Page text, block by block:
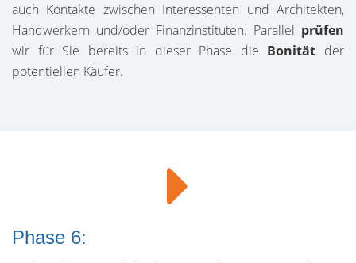
auch Kontakte zwischen Interessenten und Architekten,
Handwerkern und/oder Finanzinstituten. Parallel prüfen
wir für Sie bereits in dieser Phase die Bonität der
potentiellen Käufer.
Phase 6: